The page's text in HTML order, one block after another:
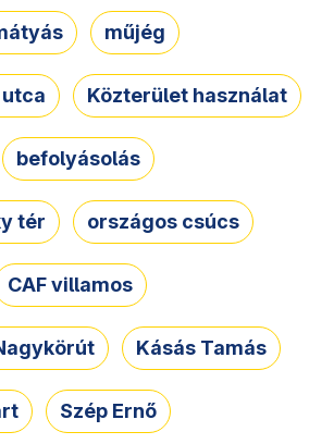
műjég
Közterület használat
befolyásolás
tér országos csúcs
CAF villamos
Kásás Tamás
Szép Ernő